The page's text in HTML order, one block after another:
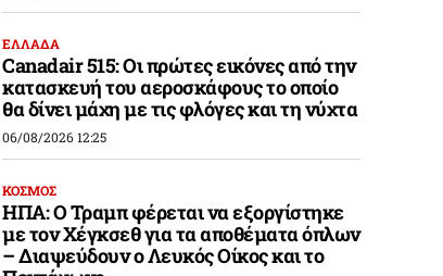
ΕΛΛΑΔΑ
Canadair 515: Οι πρώτες εικόνες από την
κατασκευή του αεροσκάφους το οποίο
θα δίνει μάχη με τις φλόγες και τη νύχτα
06/08/2026 12:25
ΚΟΣΜΟΣ
ΗΠΑ: Ο Τραμπ φέρεται να εξοργίστηκε
με τον Χέγκσεθ για τα αποθέματα όπλων
– Διαψεύδουν ο Λευκός Οίκος και το